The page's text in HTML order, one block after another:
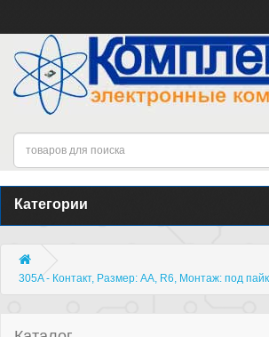
Категории
305A - Контакт, Размер: AA, R6, Монтаж: под